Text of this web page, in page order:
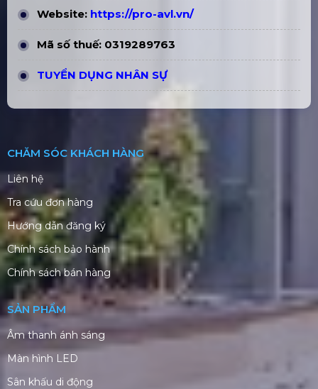
Website: https://pro-avl.vn/
Mã số thuế: 0319289763
TUYỂN DỤNG NHÂN SỰ
CHĂM SÓC KHÁCH HÀNG
Liên hệ
Tra cứu đơn hàng
Hướng dẫn đăng ký
Chính sách bảo hành
Chính sách bán hàng
SẢN PHẨM
Âm thanh ánh sáng
Màn hình LED
Sân khấu di động